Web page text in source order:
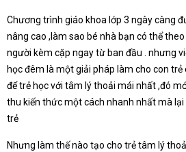
Chương trình giáo khoa lớp 3 ngày càng
nâng cao ,làm sao bé nhà bạn có thể
người kèm cặp ngay từ ban đầu . nhưng
học đêm là một giải pháp làm cho con trẻ
để trẻ học với tâm lý thoải mái nhất ,đó
thu kiến thức một cách nhanh nhất mà
trẻ
Nhưng làm thế nào tạo cho trẻ tâm lý